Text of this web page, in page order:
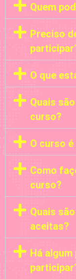
Quem
Preciso
O que
Quais
curso?
O curso
Como
curso?
Quais
aceitas?
Há